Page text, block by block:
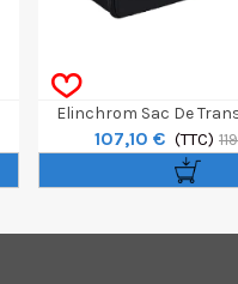
Elinchrom Sac De
FIVE
107,10 € (TTC)